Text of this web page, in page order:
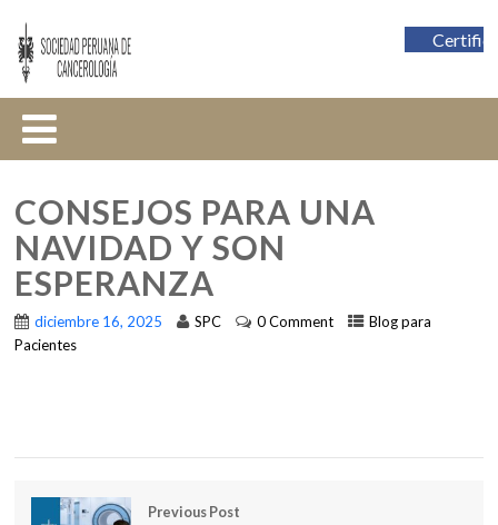
CONSEJOS PARA UNA
NAVIDAD Y SON
ESPERANZA
diciembre 16, 2025 SPC 0 Comment
Blog para
Pacientes
Previous Post